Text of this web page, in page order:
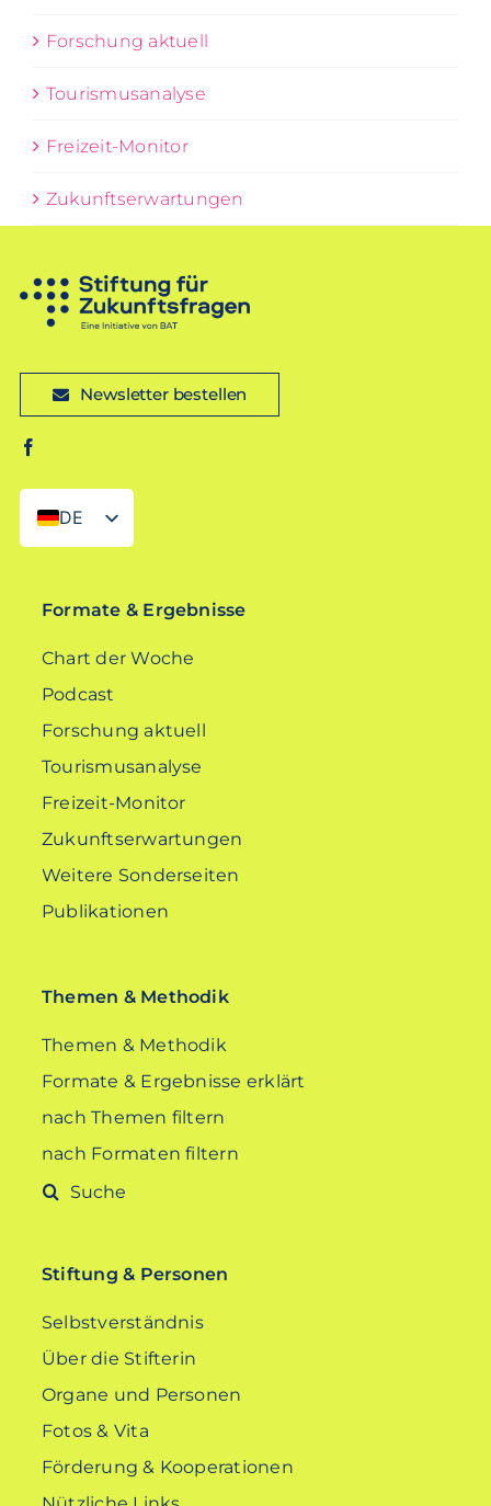
Forschung aktuell
Tourismusanalyse
Freizeit-Monitor
Zukunftserwartungen
Newsletter bestellen
DE
EN
Formate & Ergebnisse
Chart der Woche
Podcast
Forschung aktuell
Tourismusanalyse
Freizeit-Monitor
Zukunftserwartungen
Weitere Sonderseiten
Publikationen
Themen & Methodik
Themen & Methodik
Formate & Ergebnisse erklärt
nach Themen filtern
nach Formaten filtern
Suche
Stiftung & Personen
Selbstverständnis
Über die Stifterin
Organe und Personen
Fotos & Vita
Förderung & Kooperationen